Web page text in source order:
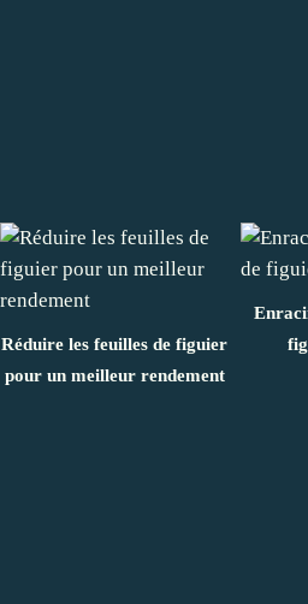
Réduire les feuilles de figuier
pour un meilleur rendement